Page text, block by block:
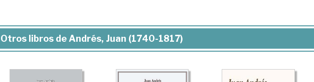
Otros libros de Andrés, Juan (1740-1817)